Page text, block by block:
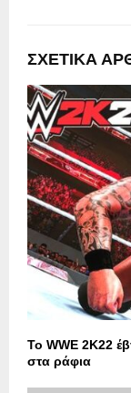
ΣΧΕΤΙΚΑ
Το WWE 2K22
στα ράφια